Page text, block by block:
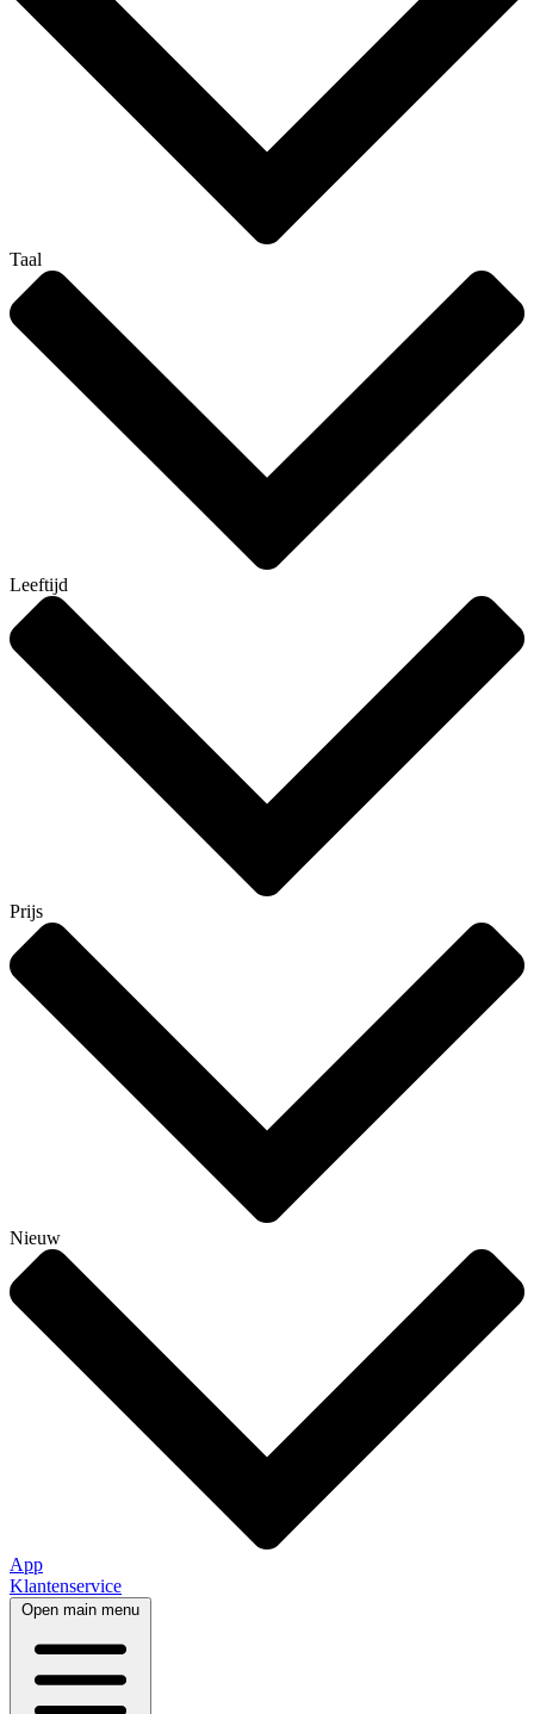
Taal
Leeftijd
Prijs
Nieuw
App
Klantenservice
Open main menu